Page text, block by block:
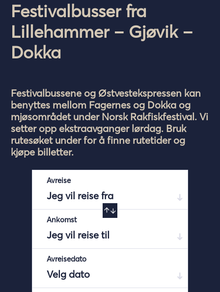
Festivalbusser fra
Lillehammer – Gjøvik –
Dokka
Festivalbussene og Østvestekspressen kan
benyttes mellom Fagernes og Dokka og
mjøsområdet under Norsk Rakfiskfestival. Vi
setter opp ekstraavganger lørdag. Bruk
rutesøket under for å finne rutetider og
kjøpe billetter.
Avreise
Ankomst
Avreisedato